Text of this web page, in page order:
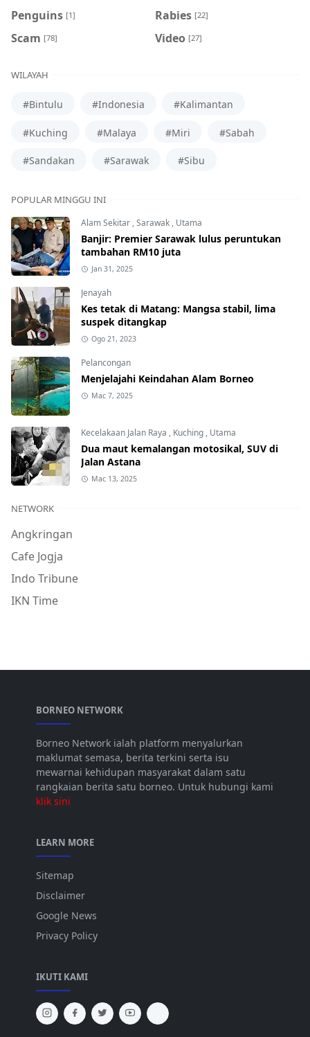
Penguins [1] Rabies [22]
Scam [78] Video [27]
WILAYAH
#Bintulu #Indonesia #Kalimantan
#Kuching #Malaya #Miri #Sabah
#Sandakan #Sarawak #Sibu
POPULAR MINGGU INI
Alam Sekitar ,Sarawak , Utama
Banjir: Premier Sarawak lulus peruntukan
tambahan RM10 juta
Jan 31, 2025
Jenayah
Kes tetak di Matang: Mangsa stabil, lima
suspek ditangkap
Ogo 21, 2023
Pelancongan
Menjelajahi Keindahan Alam Borneo
Mac 7, 2025
Kecelakaan Jalan Raya , Kuching , Utama
Dua maut kemalangan motosikal, SUV di
Jalan Astana
Mac 13, 2025
NETWORK
Angkringan
Cafe Jogja
Indo Tribune
IKN Time
BORNEO NETWORK
Borneo Network ialah platform menyalurkan
maklumat semasa, berita terkini serta isu
mewarnai kehidupan masyarakat dalam satu
rangkaian berita satu borneo. Untuk hubungi kami
klik sini
LEARN MORE
Sitemap
Disclaimer
Google News
Privacy Policy
IKUTI KAMI